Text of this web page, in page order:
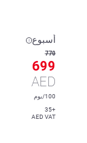
أسبوع
770
699
AED
100/يوم
+35
AED VAT